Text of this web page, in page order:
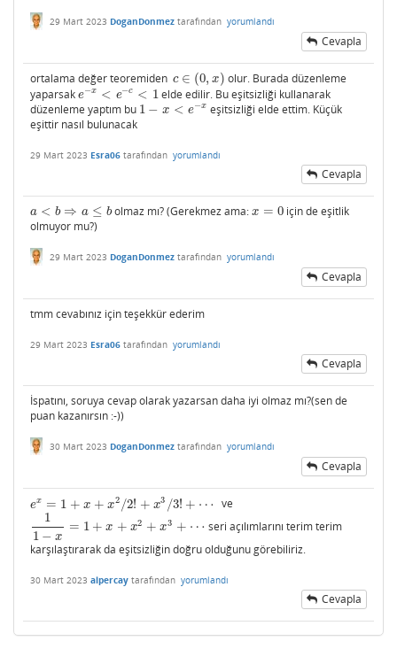
29 Mart 2023 DoganDonmez tarafından yorumlandı
Cevapla
ortalama değer teoremiden c ∈ (0, x)
c∈( 0,x)
olur. Burada düzenleme
yaparsak e−x < e−c < 1
e−x< e− c<1
elde edilir. Bu eşitsizliği kullanarak
düzenleme yaptım bu 1 − x < e−x
1 −x<e −x
eşitsizliği elde ettim. Küçük
eşittir nasıl bulunacak
29 Mart 2023 Esra06 tarafından yorumlandı
Cevapla
a < b ⇒ a ≤ b
a<b⇒a ≤b olmaz mı? (Gerekmez ama: x = 0
x= 0
için de eşitlik
olmuyor mu?)
29 Mart 2023 DoganDonmez tarafından yorumlandı
Cevapla
tmm cevabınız için teşekkür ederim
29 Mart 2023 Esra06 tarafından yorumlandı
Cevapla
İspatını, soruya cevap olarak yazarsan daha iyi olmaz mı?(sen de
puan kazanırsın :-))
30 Mart 2023 DoganDonmez tarafından yorumlandı
Cevapla
ex = 1 + x + x2 /2! + x3 /3! + ⋯
ex =1+ x+x2 /2 !+x 3/3!+⋯
ve
1
1 − x
= 1 + x + x2 + x3 + ⋯
11−x=1 +x+ x 2+ x3 +⋯
seri açılımlarını terim terim
karşılaştırarak da eşitsizliğin doğru olduğunu görebiliriz.
30 Mart 2023 alpercay tarafından yorumlandı
Cevapla